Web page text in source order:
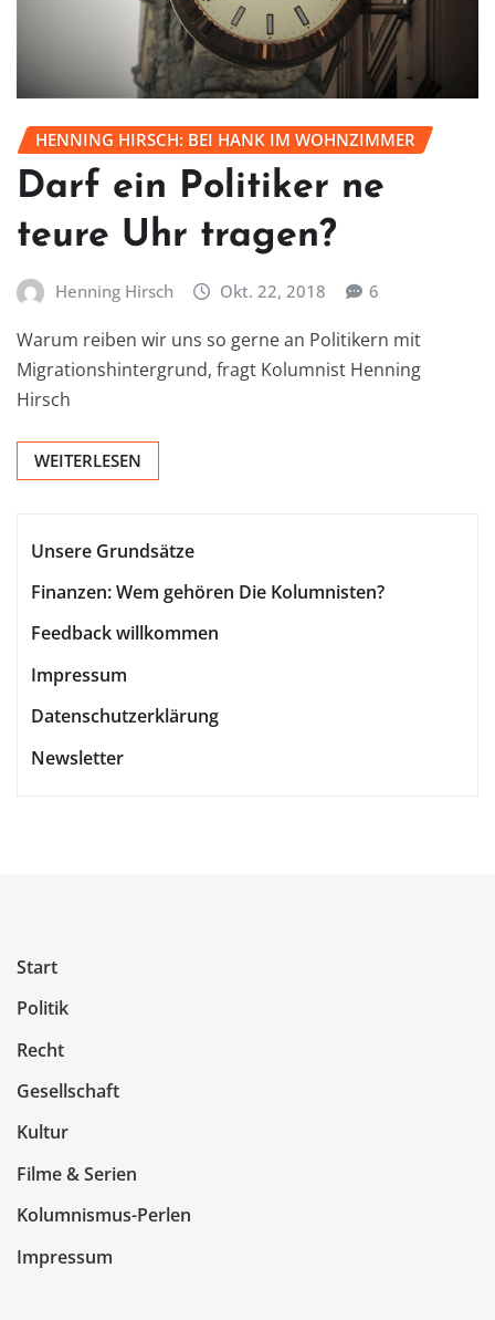
HENNING HIRSCH: BEI HANK IM WOHNZIMMER
Darf ein Politiker ne
teure Uhr tragen?
Henning Hirsch Okt. 22, 2018 6
Warum reiben wir uns so gerne an Politikern mit
Migrationshintergrund, fragt Kolumnist Henning
Hirsch
WEITERLESEN
Unsere Grundsätze
Finanzen: Wem gehören Die Kolumnisten?
Feedback willkommen
Impressum
Datenschutzerklärung
Newsletter
Start
Politik
Recht
Gesellschaft
Kultur
Filme & Serien
Kolumnismus-Perlen
Impressum